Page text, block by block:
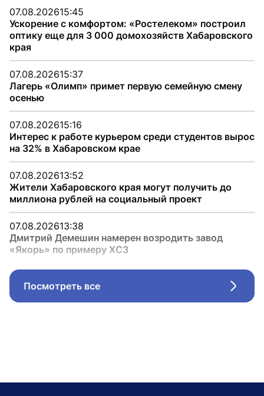
07.08.202615:45
Ускорение с комфортом: «Ростелеком» построил
оптику еще для 3 000 домохозяйств Хабаровского
края
07.08.202615:37
Лагерь «Олимп» примет первую семейную смену
осенью
07.08.202615:16
Интерес к работе курьером среди студентов вырос
на 32% в Хабаровском крае
07.08.202613:52
Жители Хабаровского края могут получить до
миллиона рублей на социальный проект
07.08.202613:38
Дмитрий Демешин намерен возродить завод
«Якорь» по примеру ХСЗ
Посмотреть все